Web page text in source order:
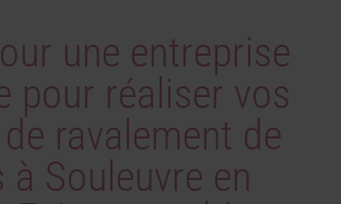
une entreprise
pour réaliser vos
ravalement de
à Souleuvre en